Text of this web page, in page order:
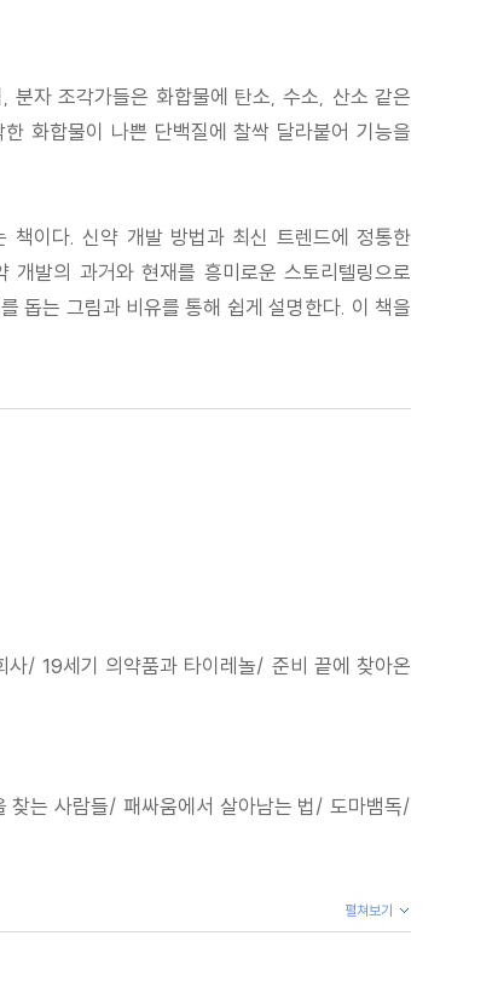
분자 조각가들은 화합물에 탄소, 수소, 산소 같은
화합물이 나쁜 단백질에 찰싹 달라붙어 기능을
책이다. 신약 개발 방법과 최신 트렌드에 정통한
발의 과거와 현재를 흥미로운 스토리텔링으로
돕는 그림과 비유를 통해 쉽게 설명한다. 이 책을
/ 19세기 의약품과 타이레놀/ 준비 끝에 찾아온
는 사람들/ 패싸움에서 살아남는 법/ 도마뱀독/
펼쳐보기